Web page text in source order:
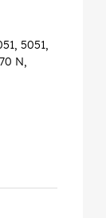
5051,
N,